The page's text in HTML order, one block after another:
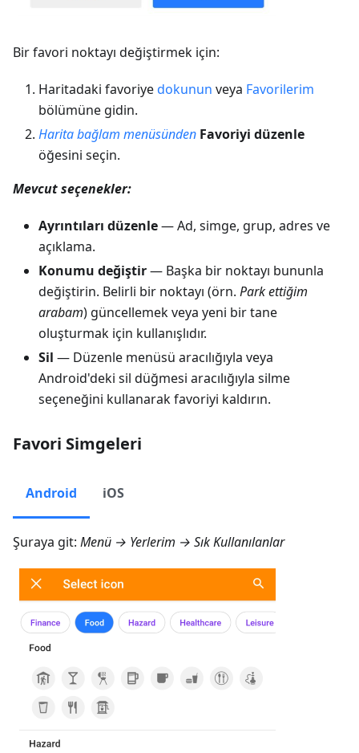
Bir favori noktayı değiştirmek için:
Haritadaki favoriyedokunun veya Favorilerim
bölümüne gidin.
Harita bağlam menüsünden Favoriyi düzenle
öğesini seçin.
Mevcut seçenekler:
Ayrıntıları düzenle— Ad, simge, grup, adres ve
açıklama.
Konumu değiştir— Başka bir noktayı bununla
değiştirin. Belirli bir noktayı (örn. Park ettiğim
arabam) güncellemek veya yeni bir tane
oluşturmak için kullanışlıdır.
Sil — Düzenle menüsü aracılığıyla veya
Android'deki sil düğmesi aracılığıyla silme
seçeneğini kullanarak favoriyi kaldırın.
Favori Simgeleri
Android iOS
Şuraya git: Menü → Yerlerim → Sık Kullanılanlar